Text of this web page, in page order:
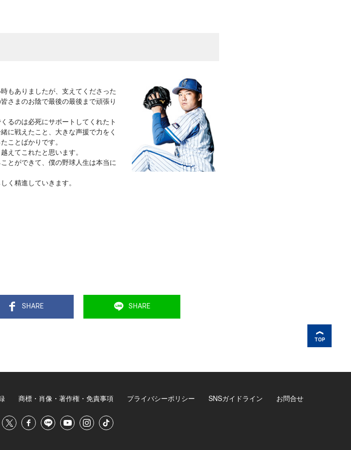
もありましたが、支えてくださった
さまのお陰で最後の最後まで頑張り
るのは必死にサポートしてくれたト
に戦えたこと、大きな声援で力をく
ことばかりです。
えてこれたと思います。
とができて、僕の野球人生は本当に
く精進していきます。
SHARE SHARE
TOP
商標・肖像・著作権・免責事項 プライバシーポリシー SNSガイドライン お問合せ